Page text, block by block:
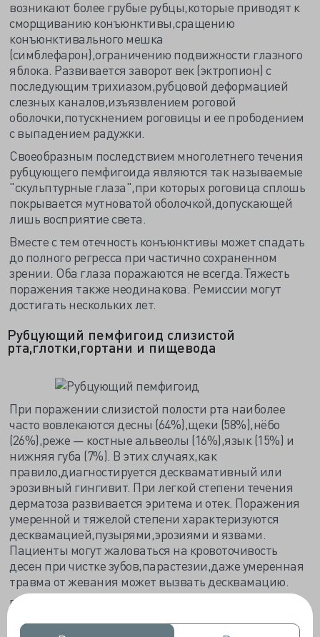
возникают более грубые рубцы,которые приводят к
сморщиванию конъюнктивы,сращению
конъюнктивального мешка
(симблефарон),ограничению подвижности глазного
яблока. Развивается заворот век (эктропион) с
последующим трихиазом,рубцовой деформацией
слезных каналов,изъязвлением роговой
оболочки,потускнением роговицы и ее прободением
с выпадением радужки.
Своеобразным последствием многолетнего течения
рубцующего пемфигоида являются так называемые
"скульптурные глаза",при которых роговица сплошь
покрывается мутноватой оболочкой,допускающей
лишь восприятие света.
Вместе с тем отечность конъюнктивы может спадать
до полного регресса при частично сохраненном
зрении. Оба глаза поражаются не всегда.Тяжесть
поражения также неодинакова. Ремиссии могут
достигать нескольких лет.
Рубцующий пемфигоид слизистой
рта,глотки,гортани и пищевода
При поражении слизистой полости рта наиболее
часто вовлекаются десны (64%),щеки (58%),нёбо
(26%),реже — костные альвеолы (16%),язык (15%) и
нижняя губа (7%). В этих случаях,как
правило,диагностируется десквамативный или
эрозивный гингивит. При легкой степени течения
дерматоза развивается эритема и отек. Поражения
умеренной и тяжелой степени характеризуются
десквамацией,пузырями,эрозиями и язвами.
Пациенты могут жаловаться на кровоточивость
десен при чистке зубов,парастезии,даже умеренная
травма от жевания может вызвать десквамацию.
Величина пузырей колеблется от размеров
булавочной головки до 1-2 см в диаметре. В